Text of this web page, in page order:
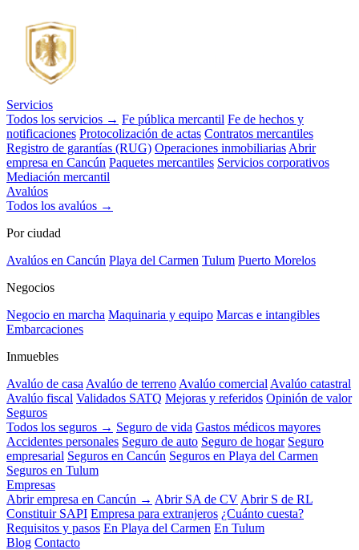
Servicios
Todos los servicios → Fe pública mercantil Fe de hechos y
notificaciones Protocolización de actas Contratos mercantiles
Registro de garantías (RUG) Operaciones inmobiliarias Abrir
empresa en Cancún Paquetes mercantiles Servicios corporativos
Mediación mercantil
Avalúos
Todos los avalúos →
Por ciudad
Avalúos en Cancún Playa del Carmen Tulum Puerto Morelos
Negocios
Negocio en marcha Maquinaria y equipo Marcas e intangibles
Embarcaciones
Inmuebles
Avalúo de casa Avalúo de terreno Avalúo comercial Avalúo catastral
Avalúo fiscal Validados SATQ Mejoras y referidos Opinión de valor
Seguros
Todos los seguros → Seguro de vida Gastos médicos mayores
Accidentes personales Seguro de auto Seguro de hogar Seguro
empresarial Seguros en Cancún Seguros en Playa del Carmen
Seguros en Tulum
Empresas
Abrir empresa en Cancún → Abrir SA de CV Abrir S de RL
Constituir SAPI Empresa para extranjeros ¿Cuánto cuesta?
Requisitos y pasos En Playa del Carmen En Tulum
Blog Contacto